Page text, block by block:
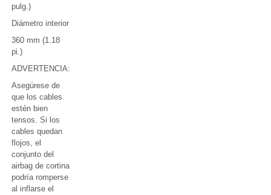
pulg.)
Diámetro interior
360 mm (1.18
pi.)
ADVERTENCIA:
Asegúrese de
que los cables
estén bien
tensos. Si los
cables quedan
flojos, el
conjunto del
airbag de cortina
podría romperse
al inflarse el